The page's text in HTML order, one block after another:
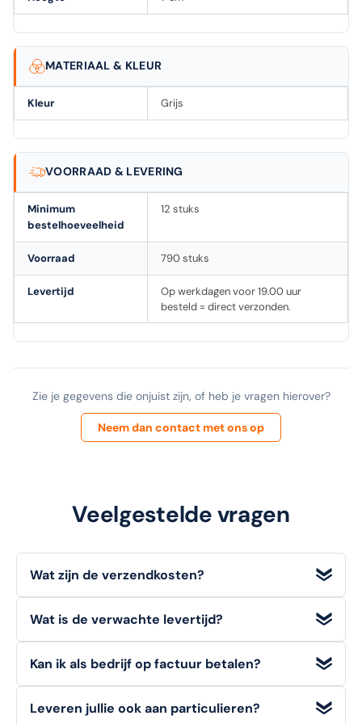
MATERIAAL & KLEUR
Kleur Grijs
VOORRAAD & LEVERING
Minimum
bestelhoeveelheid
12 stuks
Voorraad 790 stuks
Levertijd
Op werkdagen voor 19.00 uur
besteld = direct verzonden.
Zie je gegevens die onjuist zijn, of heb je vragen hierover?
Neem dan contact met ons op
Veelgestelde vragen
Wat zijn de verzendkosten?
orderwaardevanaf €100 (excl. BTW)
. Voor bestellingen
onder dit bedrag geldt een standaard verzendtarief van
€6,95.
Wat is de verwachte levertijd?
doorgaans de volgende werkdagal in huis.
Kan ik als bedrijf op factuur betalen?
achteraf op factuur betalen. Kies deze optie tijdens het
Leveren jullie ook aan particulieren?